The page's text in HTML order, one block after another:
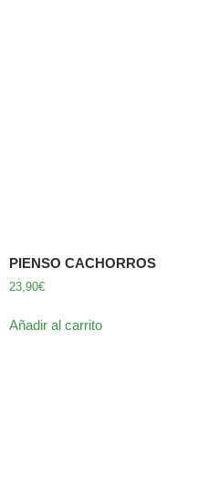
PIENSO CACHORROS
23,90€
Añadir al carrito